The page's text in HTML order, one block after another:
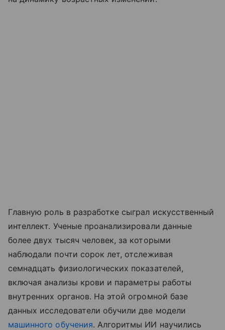
Главную роль в разработке сыграл искусственный
интеллект. Ученые проанализировали данные
более двух тысяч человек, за которыми
наблюдали почти сорок лет, отслеживая
семнадцать физиологических показателей,
включая анализы крови и параметры работы
внутренних органов. На этой огромной базе
данных исследователи обучили две модели
машинного обучения. Алгоритмы ИИ научились